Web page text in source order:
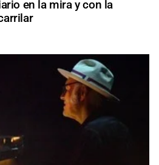
en la mira y con la